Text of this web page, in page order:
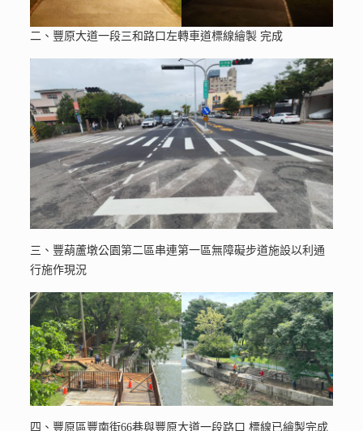
二、豐原大道一段三和路口左轉車道標線繪製 完成
三、豐葫蘆墩公園第二區串連第一區無障礙步道施設以利通
行施作現況
四、豐原區豐南街66巷與豐原大道一段路口 標線已繪製完成